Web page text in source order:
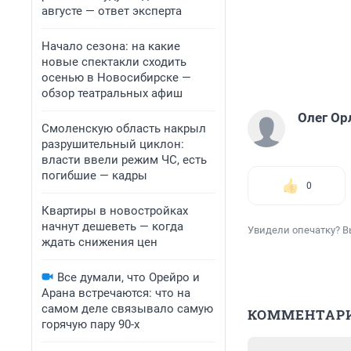
августе — ответ эксперта
Начало сезона: на какие
новые спектакли сходить
осенью в Новосибирске —
обзор театральных афиш
Смоленскую область накрыл
разрушительный циклон:
власти ввели режим ЧС, есть
погибшие — кадры
Квартиры в новостройках
начнут дешеветь — когда
ждать снижения цен
Все думали, что Орейро и
Арана встречаются: что на
самом деле связывало самую
горячую пару 90-х
Олег
0
Увидели опечатку?